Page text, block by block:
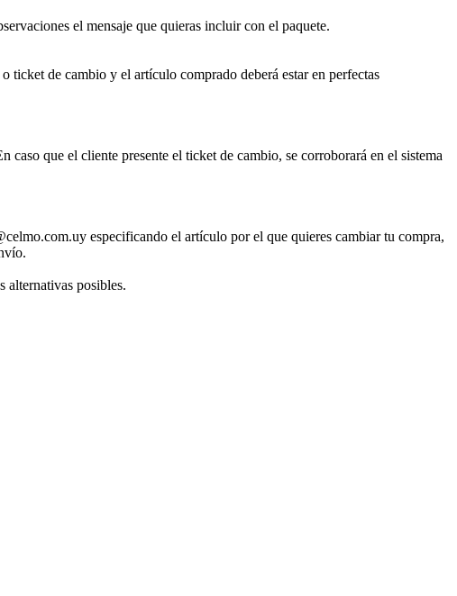
el mensaje que quieras incluir con el paquete.
ticket de cambio y el artículo comprado deberá estar en perfectas
que el cliente presente el ticket de cambio, se corroborará en el sistema
especificando el artículo por el que quieres cambiar tu compra,
alternativas posibles.